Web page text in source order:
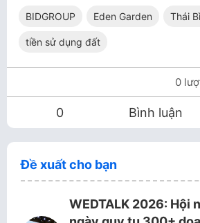
BIDGROUP Eden Garden Thái
tiền sử dụng đất
0
0 Bình luận
Đề xuất cho bạn
WEDTALK 2026: Hội